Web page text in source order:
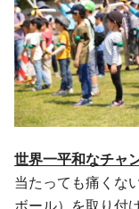
世界一平和なチャ
当たっても痛くな